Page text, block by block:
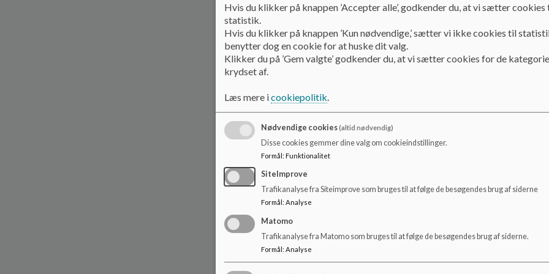
Børnene må bruge Youtube Kids (Youtube må kun sættes
Vi forholder os til aldersgrænsen på spil – hertil har vi
I DUS-tiden forholder pædagogerne sig til de aktuelle
brug af digitale medier. Vi tager sagerne enkeltvis og
deres fornuft.
Hér er 10 gode råd som vi har med os her i DUS´sen, og
Accepter, at medierne er en del af børns og unges
kan lige så godt tage børnene i hånden og følge med
Tal med børnene om, hvilke sider de besøger, hvad de
og skab dialog, så de er trygge ved at fortælle dig om
i bilen og vær aktivt spørgende og interesseret, uden at
Orienter dig og følg med. Besøg de sider, som de unge
det egentligt går ud på. Chat, send en sms, spil med,
Hvis du klikker på knappen ’Accepter alle’, godkender du, at vi sætter
statistik.
Hvis du klikker på knappen ’Kun nødvendige,’ sætter vi ikke cookies til
benytter dog en cookie for at huske dit valg.
Klikker du på ’Gem valgte’ godkender du, at vi sætter cookies for de
krydset af.
Læs mere icookiepolitik.
Nødvendige cookies(altid nødvendig)
Disse cookies gemmer dine valg om cookieindstillinger.
Formål: Funktionalitet
SiteImprove
Trafikanalyse fra Siteimprove som bruges til at følge de besøgendes brug af siderne
Formål : Analyse
Matomo
Trafikanalyse fra Matomo som bruges til at følge de besøgendes brug af siderne.
Formål : Analyse